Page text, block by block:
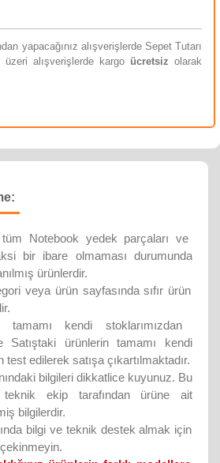
yapacağınız alışverişlerde Sepet Tutarı
üzeri alışverişlerde kargo ücretsiz olarak
tüm Notebook yedek parçaları ve
bir ibare olmaması durumunda
ürünlerdir.
veya ürün sayfasında sıfır ürün
tamamı kendi stoklarımızdan
Satıştaki ürünlerin tamamı kendi
edilerek satışa çıkartılmaktadır.
bilgileri dikkatlice kuyunuz. Bu
teknik ekip tarafından ürüne ait
bilgilerdir.
bilgi ve teknik destek almak için